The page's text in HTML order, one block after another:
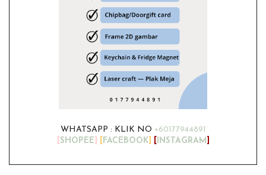
WHATSAPP : KLIK NO +60177944891
SHOPEE FACEBOOK] INSTAGRAM